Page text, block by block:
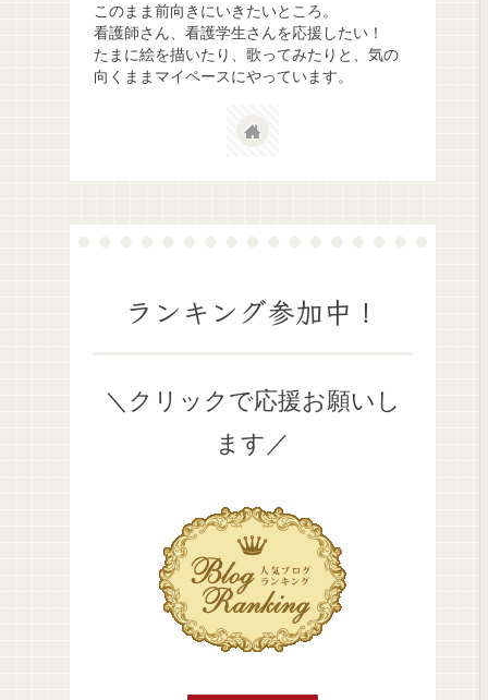
このまま前向きにいきたいところ。
看護師さん、看護学生さんを応援したい！
たまに絵を描いたり、歌ってみたりと、気の
向くままマイペースにやっています。
ランキング参加中！
＼クリックで応援お願いし
ます／